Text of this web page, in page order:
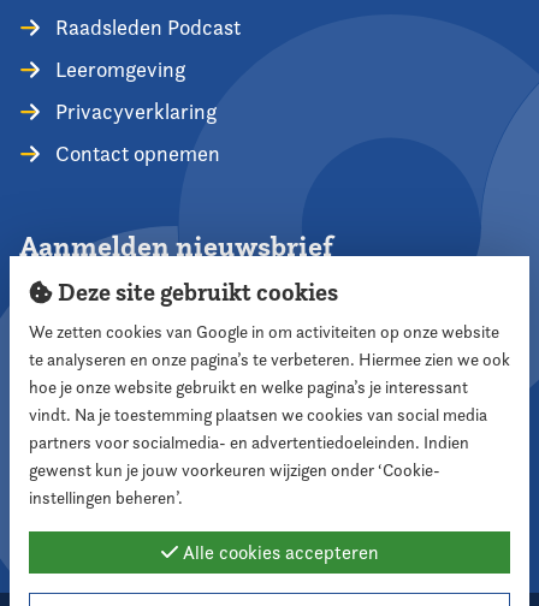
Raadsleden Podcast
Leeromgeving
Privacyverklaring
Contact opnemen
Aanmelden nieuwsbrief
Aanmelden
Volg ons
Deze site gebruikt cookies
We zetten cookies van Google in om activiteiten op onze website
te analyseren en onze pagina’s te verbeteren. Hiermee zien we ook
hoe je onze website gebruikt en welke pagina’s je interessant
vindt. Na je toestemming plaatsen we cookies van social media
partners voor socialmedia- en advertentiedoeleinden. Indien
gewenst kun je jouw voorkeuren wijzigen onder ‘Cookie-
instellingen beheren’.
Alle cookies accepteren